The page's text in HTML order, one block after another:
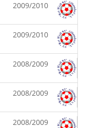
2009/2010
2009/2010
2008/2009
2008/2009
2008/2009